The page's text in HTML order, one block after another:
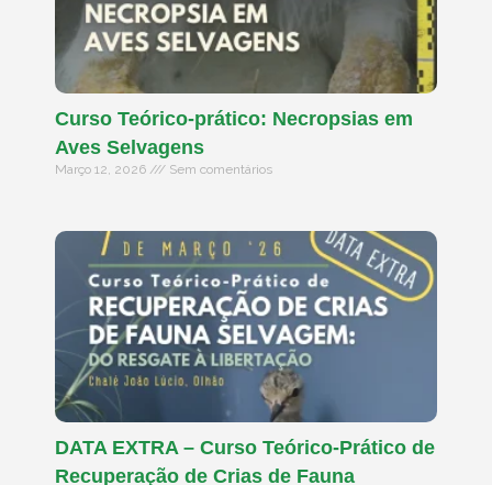
Curso Teórico-prático: Necropsias em
Aves Selvagens
Março 12, 2026 Sem comentários
DATA EXTRA – Curso Teórico-Prático de
Recuperação de Crias de Fauna